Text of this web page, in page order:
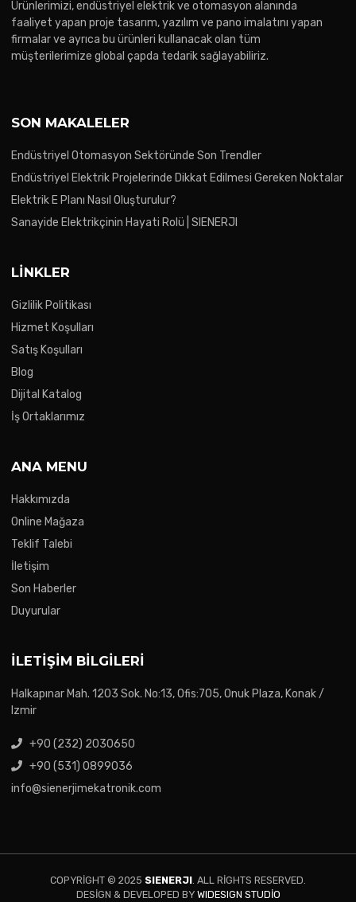
Ürünlerimizi, endüstriyel elektrik ve otomasyon alanında
faaliyet yapan proje tasarım, yazılım ve pano imalatını yapan
firmalar ve ayrıca bu ürünleri kullanacak olan tüm
müşterilerimize global çapda tedarik sağlayabiliriz.
SON MAKALELER
Endüstriyel Otomasyon Sektöründe Son Trendler
Endüstriyel Elektrik Projelerinde Dikkat Edilmesi Gereken Noktalar
Elektrik E Planı Nasıl Oluşturulur?
Sanayide Elektrikçinin Hayati Rolü | SIENERJI
LINKLER
Gizlilik Politikası
Hizmet Koşulları
Satış Koşulları
Blog
Dijital Katalog
İş Ortaklarımız
ANA MENU
Hakkımızda
Online Mağaza
Teklif Talebi
İletişim
Son Haberler
Duyurular
İLETIŞIM BILGILERI
Halkapınar Mah. 1203 Sok. No:13, Ofis:705, Onuk Plaza, Konak /
Izmir
+90 (232) 2030650
+90 (531) 0899036
info@sienerjimekatronik.com
COPYRIGHT © 2025 SIENERJI. ALL RIGHTS RESERVED.
DESIGN & DEVELOPED BY WIDESIGN STUDIO